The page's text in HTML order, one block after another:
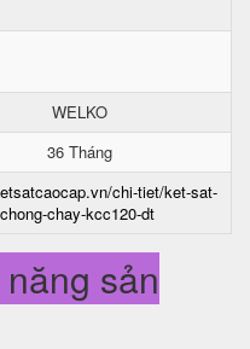
WELKO
36 Tháng
chi-tiet/ket-sat-
chong-chay-kcc120-dt
sản